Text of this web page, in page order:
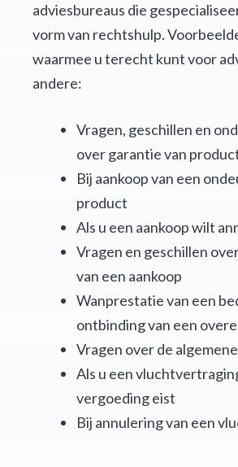
adviesbureaus die
vorm van rechtshulp.
waarmee u terecht kunt voor
andere:
Vragen, geschillen en
over garantie van
Bij aankoop van een
product
Als u een aankoop wilt
Vragen en geschillen
van een aankoop
Wanprestatie van een
ontbinding van een
Vragen over de
Als u een
vergoeding eist
Bij annulering van een